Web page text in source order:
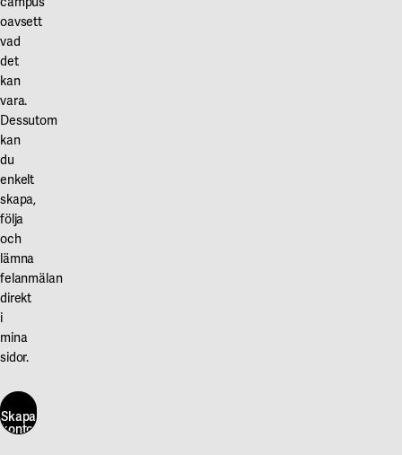
oavsett
vad
det
kan
vara.
Dessutom
kan
du
enkelt
skapa,
följa
och
lämna
felanmälan
direkt
i
mina
sidor.
Skapa
konto